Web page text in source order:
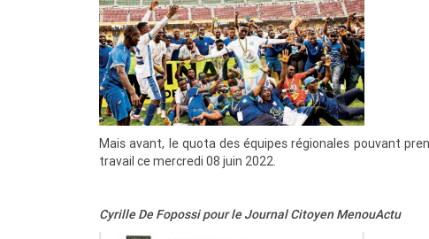
Mais avant, le quota des équipes régionales pouvant
travail ce mercredi 08 juin 2022.
Cyrille De Fopossi pour le Journal Citoyen MenouActu